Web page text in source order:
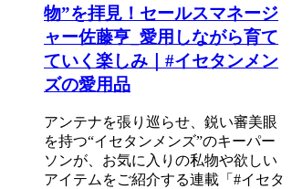
物”を拝見！セールスマネージ
ャー佐藤亨_愛用しながら育て
ていく楽しみ｜#イセタンメン
ズの愛用品
アンテナを張り巡らせ、鋭い審美眼
を持つ“イセタンメンズ”のキーパー
ソンが、お気に入りの私物や欲しい
アイテムをご紹介する連載「#イセタ